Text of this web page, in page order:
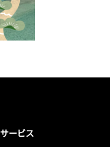
サービス